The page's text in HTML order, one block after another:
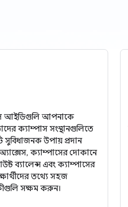
আইডিগুলি আপনাকে
ক্যাম্পাস সংস্থানগুলিতে
সুবিধাজনক উপায় প্রদান
ক্যাম্পাসের দোকানে
ব্যালেন্স এবং ক্যাম্পাসের
তথ্যে সহজ
সক্ষম করুন।